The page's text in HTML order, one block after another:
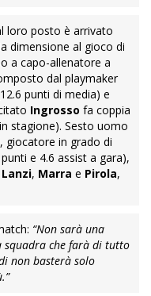
loro posto è arrivato
dimensione al gioco di
a capo-allenatore a
dal playmaker
punti di media) e
Ingrosso fa coppia
stagione). Sesto uomo
, giocatore in grado di
e 4.6 assist a gara),
Lanzi, Marra e Pirola,
“Non sarà una
che farà di tutto
non basterà solo